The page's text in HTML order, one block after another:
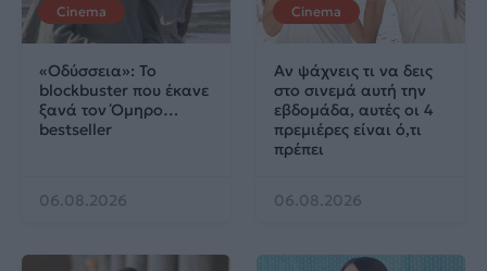
Cinema
«Οδύσσεια»: Το
blockbuster που έκανε
ξανά τον Όμηρο…
bestseller
06.08.2026
Cinema
Αν ψάχνεις τι να δεις
στο σινεμά αυτή την
εβδομάδα, αυτές οι 4
πρεμιέρες είναι ό,τι
πρέπει
06.08.2026